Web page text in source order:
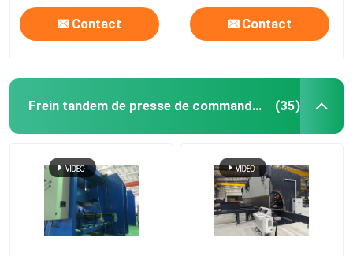
Contact Contact
Frein tandem de presse de commande numérique par ordinateur (35)